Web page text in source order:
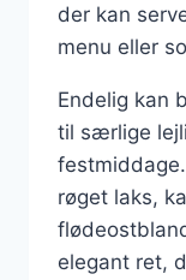
der kan
menu eller
Endelig kan
til særlige
røget laks,
elegant ret,